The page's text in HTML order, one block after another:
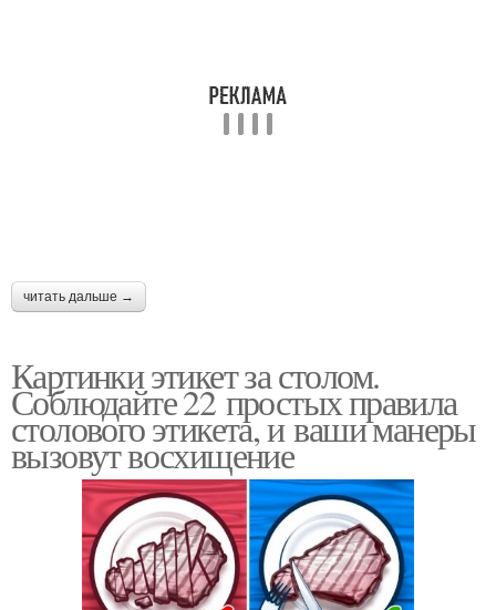
читать дальше →
Картинки этикет за столом.
Соблюдайте 22 простых правила
столового этикета, и ваши манеры
вызовут восхищение